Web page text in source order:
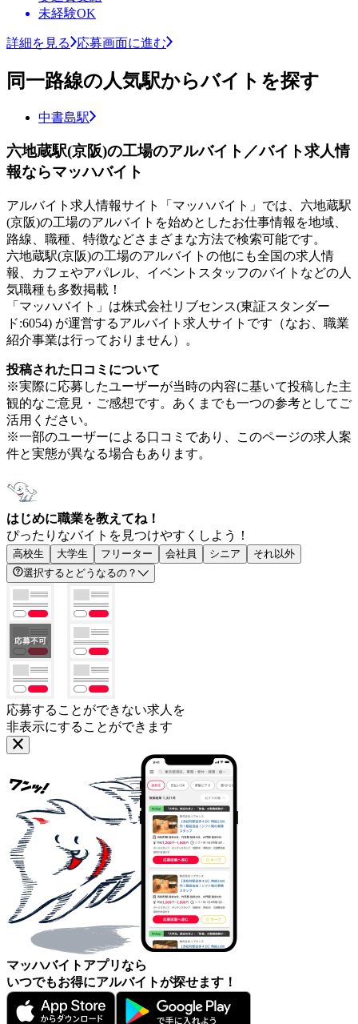
未経験OK
詳細を見る 応募画面に進む
同一路線の人気駅からバイトを探す
中書島駅
六地蔵駅(京阪)の工場のアルバイト／バイト求人情
報ならマッハバイト
アルバイト求人情報サイト「マッハバイト」では、六地蔵駅
(京阪)の工場のアルバイトを始めとしたお仕事情報を地域、
路線、職種、特徴などさまざまな方法で検索可能です。
六地蔵駅(京阪)の工場のアルバイトの他にも全国の求人情
報、カフェやアパレル、イベントスタッフのバイトなどの人
気職種も多数掲載！
「マッハバイト」は株式会社リブセンス(東証スタンダー
ド:6054) が運営するアルバイト求人サイトです（なお、職業
紹介事業は行っておりません）。
投稿された口コミについて
※実際に応募したユーザーが当時の内容に基いて投稿した主
観的なご意見・ご感想です。あくまでも一つの参考としてご
活用ください。
※一部のユーザーによる口コミであり、このページの求人案
件と実態が異なる場合もあります。
はじめに職業を教えてね！
ぴったりなバイトを見つけやすくしよう！
高校生 大学生 フリーター 会社員 シニア
それ以外
選択するとどうなるの？
応募することができない求人を
非表示にすることができます
マッハバイトアプリなら
いつでもお得にアルバイトが探せます！